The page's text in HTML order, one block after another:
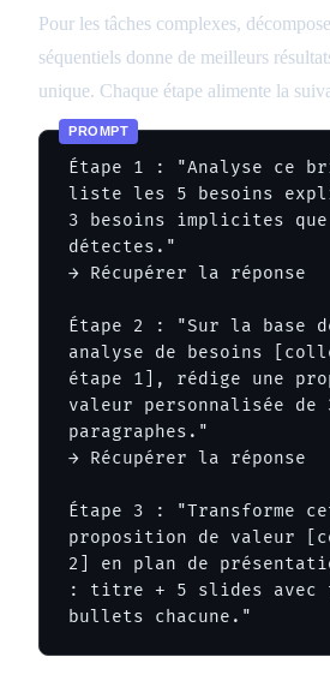
Pour les tâches complexes,
séquentiels donne de meilleurs
unique. Chaque étape alimente la
Étape 1 : "Analyse ce
liste les 5 besoins
3 besoins implicites
détectes."
→ Récupérer la réponse
Étape 2 : "Sur la base
analyse de besoins
étape 1], rédige une
valeur personnalisée de
paragraphes."
→ Récupérer la réponse
Étape 3 : "Transforme
proposition de valeur
2] en plan de
: titre + 5 slides
bullets chacune."